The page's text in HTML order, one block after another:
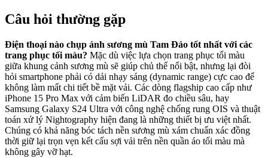
Câu hỏi thường gặp
Điện thoại nào chụp ảnh sương mù Tam Đảo tốt nhất với các
trang phục tối màu? Mặc dù việc lựa chọn trang phục tối màu
giữa khung cảnh sương mù sẽ giúp chủ thể nổi bật, nhưng lại đòi
hỏi smartphone phải có dải nhạy sáng (dynamic range) cực cao để
không làm mất chi tiết bề mặt vải. Các dòng flagship cao cấp như
iPhone 15 Pro Max với cảm biến LiDAR đo chiều sâu, hay
Samsung Galaxy S24 Ultra với công nghệ chống rung OIS và thuật
toán xử lý Nightography hiện đang là những thiết bị ưu việt nhất.
Chúng có khả năng bóc tách nền sương mù xám chuẩn xác đồng
thời giữ lại trọn vẹn kết cấu sợi vải trên nền quần áo tối màu mà
không gây vỡ hạt.